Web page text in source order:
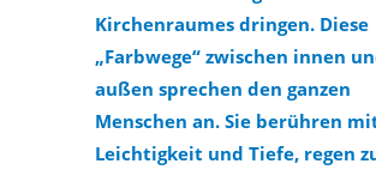
Kirchenraumes dringen. Diese
„Farbwege“ zwischen innen
außen sprechen den ganzen
Menschen an. Sie berühren
Leichtigkeit und Tiefe, regen